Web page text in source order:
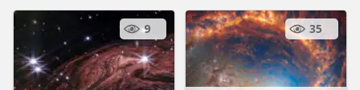
9 35